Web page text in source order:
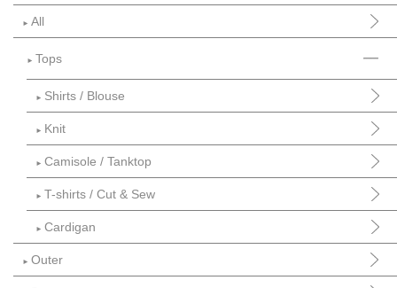
► All
► Tops
► Shirts / Blouse
► Knit
► Camisole / Tanktop
► T-shirts / Cut & Sew
► Cardigan
► Outer